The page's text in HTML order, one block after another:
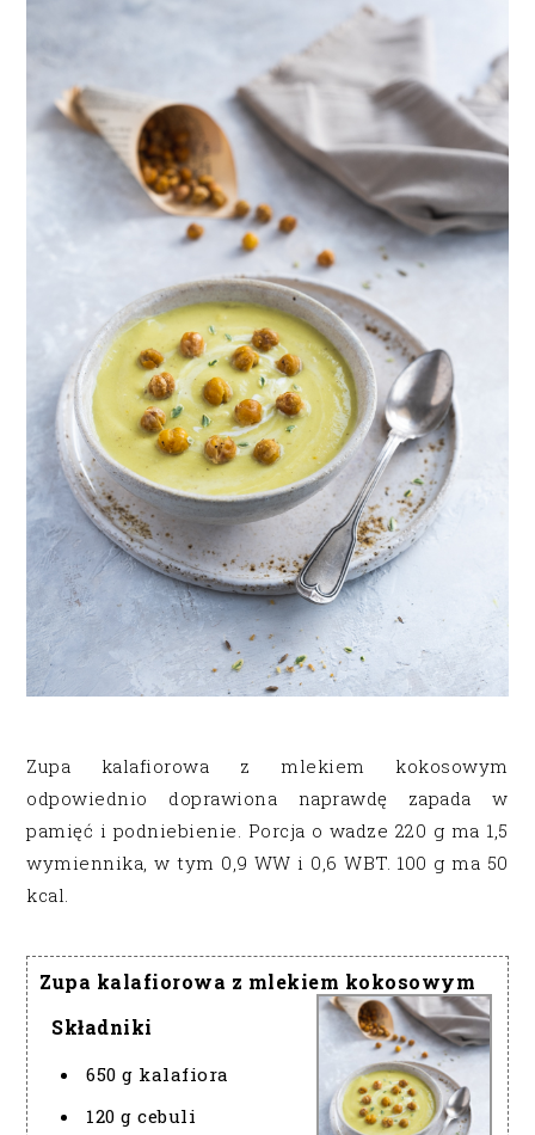
Zupa kalafiorowa z mlekiem kokosowym
odpowiednio doprawiona naprawdę zapada w
pamięć i podniebienie. Porcja o wadze 220 g ma 1,5
wymiennika, w tym 0,9 WW i 0,6 WBT. 100 g ma 50
kcal.
Zupa kalafiorowa z mlekiem kokosowym
Składniki
650 g kalafiora
120 g cebuli